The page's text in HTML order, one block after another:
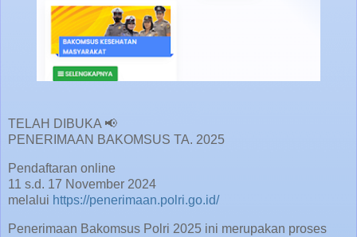
TELAH DIBUKA 📢
PENERIMAAN BAKOMSUS TA. 2025
Pendaftaran online
11 s.d. 17 November 2024
melalui https://penerimaan.polri.go.id/
Penerimaan Bakomsus Polri 2025 ini merupakan proses